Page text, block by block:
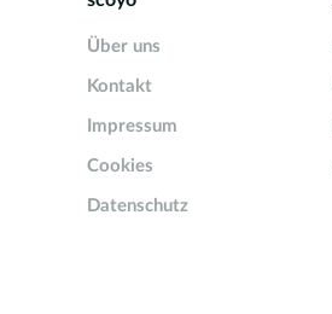
Über uns
Kontakt
Impressum
Cookies
Datenschutz